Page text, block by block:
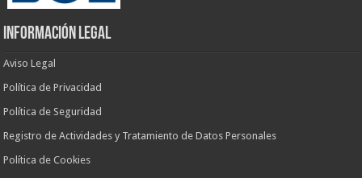
INFORMACIÓN LEGAL
Aviso Legal
Política de Privacidad
Política de Seguridad
Registro de Actividades y Tratamiento de Datos Personales
Política de Cookies